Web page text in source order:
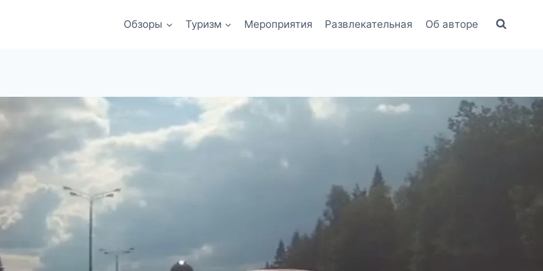
Обзоры Туризм Мероприятия Развлекательная Об авторе